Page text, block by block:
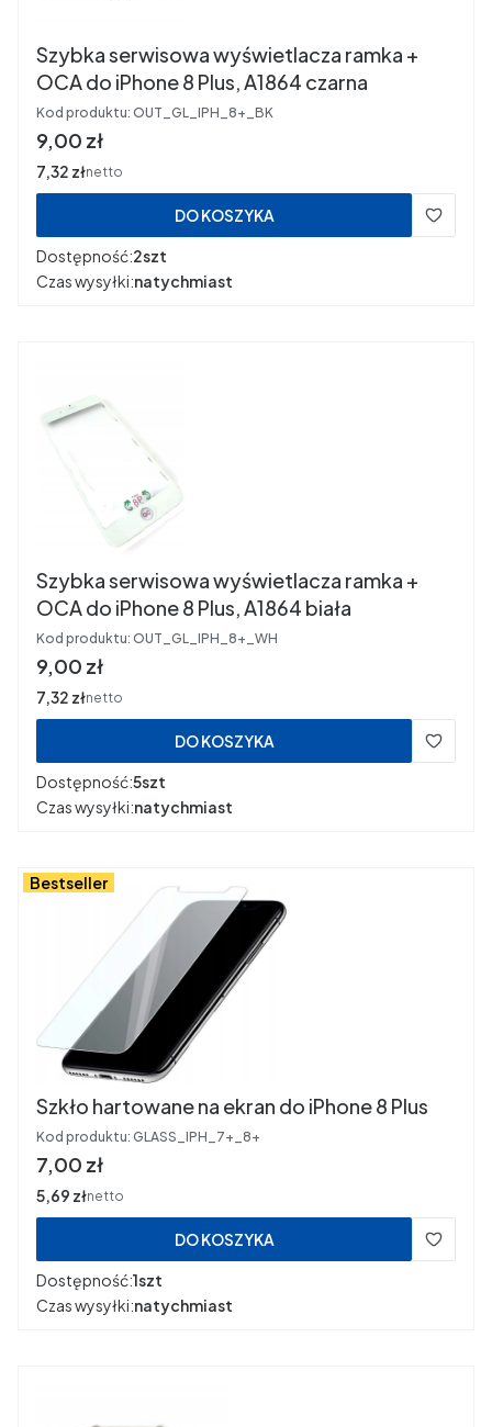
Szybka serwisowa wyświetlacza ramka +
OCA do iPhone 8 Plus, A1864 czarna
Kod produktu: OUT_GL_IPH_8+_BK
Cena
9,00 zł
Cena
7,32 złnetto
DO KOSZYKA
Dostępność:2szt
Czas wysyłki:natychmiast
Szybka serwisowa wyświetlacza ramka +
OCA do iPhone 8 Plus, A1864 biała
Kod produktu: OUT_GL_IPH_8+_WH
Cena
9,00 zł
Cena
7,32 złnetto
DO KOSZYKA
Dostępność:5szt
Czas wysyłki:natychmiast
Bestseller
Szkło hartowane na ekran do iPhone 8 Plus
Kod produktu: GLASS_IPH_7+_8+
Cena
7,00 zł
Cena
5,69 złnetto
DO KOSZYKA
Dostępność:1szt
Czas wysyłki:natychmiast